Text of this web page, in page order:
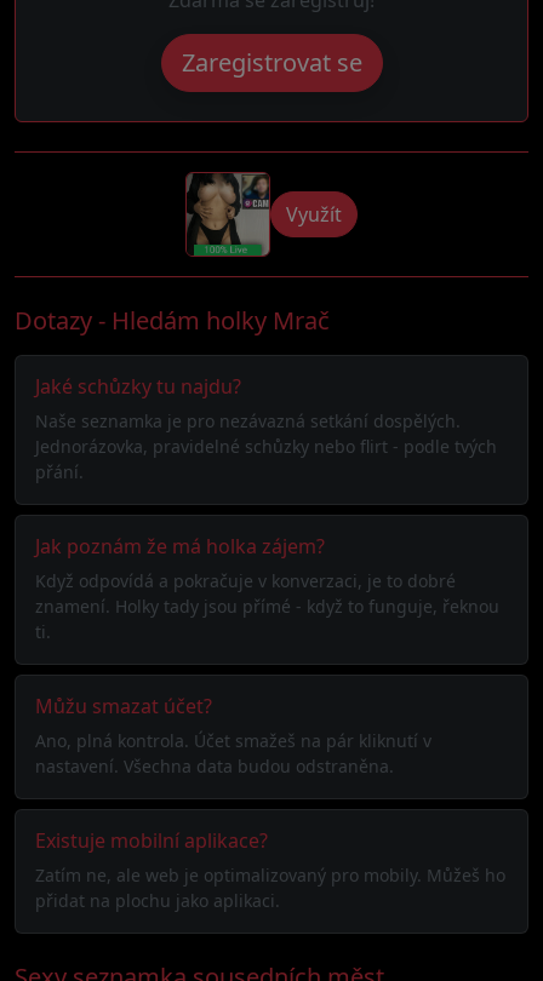
Zaregistrovat se
Využít
Dotazy - Hledám holky Mrač
Jaké schůzky tu najdu?
Naše seznamka je pro nezávazná setkání dospělých.
Jednorázovka, pravidelné schůzky nebo flirt - podle tvých
přání.
Jak poznám že má holka zájem?
Když odpovídá a pokračuje v konverzaci, je to dobré
znamení. Holky tady jsou přímé - když to funguje, řeknou
ti.
Můžu smazat účet?
Ano, plná kontrola. Účet smažeš na pár kliknutí v
nastavení. Všechna data budou odstraněna.
Existuje mobilní aplikace?
Zatím ne, ale web je optimalizovaný pro mobily. Můžeš ho
přidat na plochu jako aplikaci.